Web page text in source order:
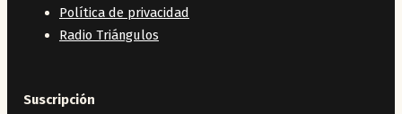
Política de privacidad
Radio Triángulos
Suscripción